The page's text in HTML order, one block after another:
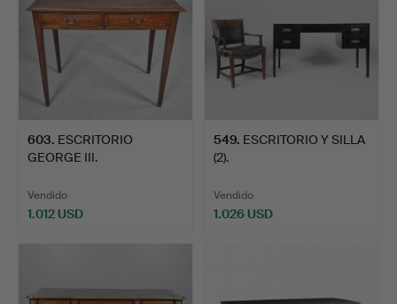
603. ESCRITORIO
GEORGE III.
Vendido
1.012 USD
549. ESCRITORIO Y SILLA
(2).
Vendido
1.026 USD